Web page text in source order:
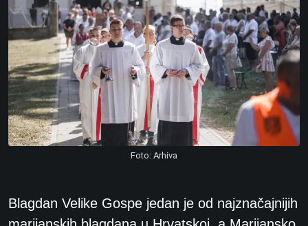
Foto: Arhiva
Blagdan Velike Gospe jedan je od najznačajnijih